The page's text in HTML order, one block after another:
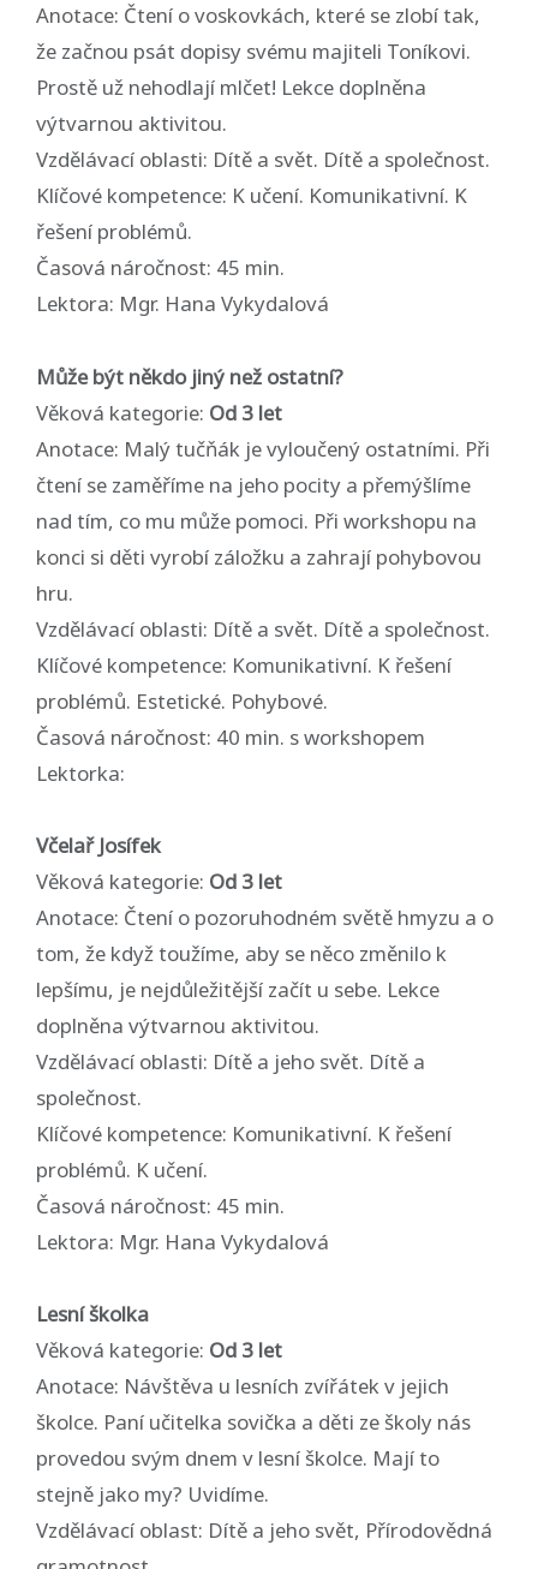
Anotace: Čtení o voskovkách, které se zlobí tak,
že začnou psát dopisy svému majiteli Toníkovi.
Prostě už nehodlají mlčet! Lekce doplněna
výtvarnou aktivitou.
Vzdělávací oblasti: Dítě a svět. Dítě a společnost.
Klíčové kompetence: K učení. Komunikativní. K
řešení problémů.
Časová náročnost: 45 min.
Lektora: Mgr. Hana Vykydalová
Může být někdo jiný než ostatní?
Věková kategorie: Od 3 let
Anotace: Malý tučňák je vyloučený ostatními. Při
čtení se zaměříme na jeho pocity a přemýšlíme
nad tím, co mu může pomoci. Při workshopu na
konci si děti vyrobí záložku a zahrají pohybovou
hru.
Vzdělávací oblasti: Dítě a svět. Dítě a společnost.
Klíčové kompetence: Komunikativní. K řešení
problémů. Estetické. Pohybové.
Časová náročnost: 40 min. s workshopem
Lektorka:
Včelař Josífek
Věková kategorie: Od 3 let
Anotace: Čtení o pozoruhodném světě hmyzu a o
tom, že když toužíme, aby se něco změnilo k
lepšímu, je nejdůležitější začít u sebe. Lekce
doplněna výtvarnou aktivitou.
Vzdělávací oblasti: Dítě a jeho svět. Dítě a
společnost.
Klíčové kompetence: Komunikativní. K řešení
problémů. K učení.
Časová náročnost: 45 min.
Lektora: Mgr. Hana Vykydalová
Lesní školka
Věková kategorie: Od 3 let
Anotace: Návštěva u lesních zvířátek v jejich
školce. Paní učitelka sovička a děti ze školy nás
provedou svým dnem v lesní školce. Mají to
stejně jako my? Uvidíme.
Vzdělávací oblast: Dítě a jeho svět, Přírodovědná